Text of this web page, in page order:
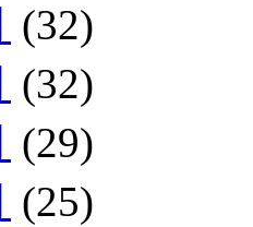
(32)
(32)
(29)
(25)